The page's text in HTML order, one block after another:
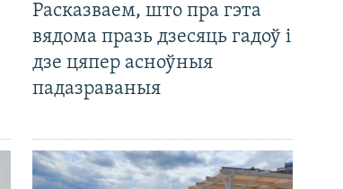
Расказваем, што пра гэта
вядома празь дзесяць гадоў і
дзе цяпер асноўныя
падазраваныя